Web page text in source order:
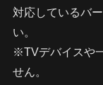
対応しているバ
い。
※TVデバイスや
せん。